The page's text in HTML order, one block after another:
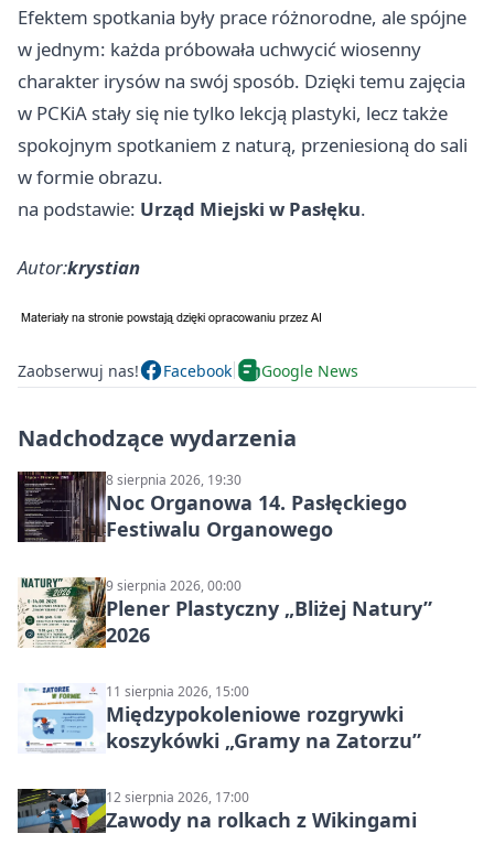
Efektem spotkania były prace różnorodne, ale spójne
w jednym: każda próbowała uchwycić wiosenny
charakter irysów na swój sposób. Dzięki temu zajęcia
w PCKiA stały się nie tylko lekcją plastyki, lecz także
spokojnym spotkaniem z naturą, przeniesioną do sali
w formie obrazu.
na podstawie: Urząd Miejski w Pasłęku.
Autor:krystian
Zaobserwuj nas! Facebook Google News
Nadchodzące wydarzenia
8 sierpnia 2026, 19:30
Noc Organowa 14. Pasłęckiego
Festiwalu Organowego
9 sierpnia 2026, 00:00
Plener Plastyczny „Bliżej Natury”
2026
11 sierpnia 2026, 15:00
Międzypokoleniowe rozgrywki
koszykówki „Gramy na Zatorzu”
12 sierpnia 2026, 17:00
Zawody na rolkach z Wikingami